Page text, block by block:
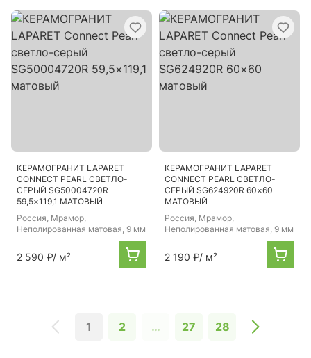
КЕРАМОГРАНИТ LAPARET
CONNECT PEARL СВЕТЛО-
СЕРЫЙ SG50004720R
59,5×119,1 МАТОВЫЙ
Россия, Мрамор,
Неполированная матовая, 9 мм
2 590 ₽/ м²
КЕРАМОГРАНИТ LAPARET
CONNECT PEARL СВЕТЛО-
СЕРЫЙ SG624920R 60×60
МАТОВЫЙ
Россия, Мрамор,
Неполированная матовая, 9 мм
2 190 ₽/ м²
1 2 … 27 28